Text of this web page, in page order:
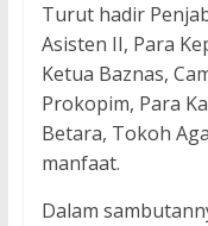
Turut hadir
Asisten II, Para
Ketua Baznas,
Prokopim, Para
Betara, Tokoh
manfaat.
Dalam